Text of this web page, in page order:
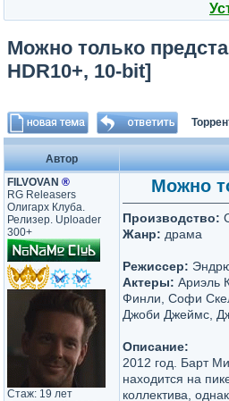
Можно только
HDR10+, 10-bit]
Автор
FILVOVAN ®
RG Releasers
Олигарх Клуба.
Релизер. Uploader
300+
Стаж: 19 лет
Можно
Производство:
Жанр: драма
Режиссер:
Актеры: Ариэль
Финли, Софи
Джоби Джеймс,
Описание:
2012 год. Барт
находится на
коллектива,